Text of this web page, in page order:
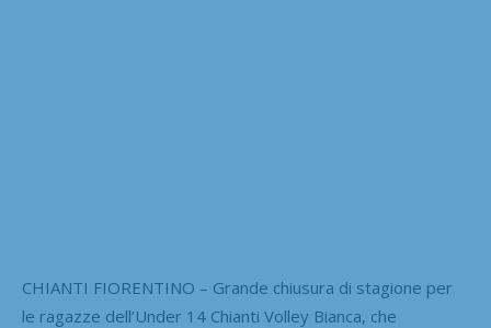
CHIANTI FIORENTINO – Grande chiusura di stagione per
le ragazze dell’Under 14 Chianti Volley Bianca, che